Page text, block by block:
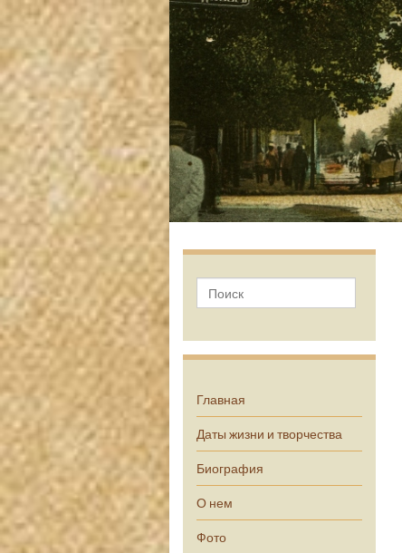
Главная
Даты жизни и творчества
Биография
О нем
Фото